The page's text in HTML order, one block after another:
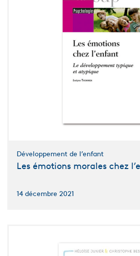
Développement de l’enfant
Les émotions morales chez
14 décembre 2021